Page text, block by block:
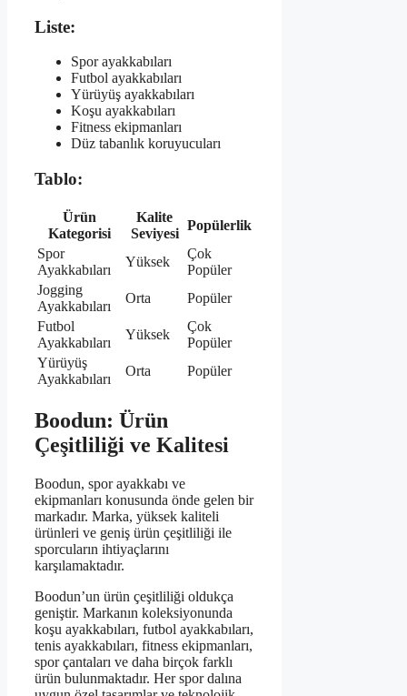
Liste:
Spor ayakkabıları
Futbol ayakkabıları
Yürüyüş ayakkabıları
​​Koşu ayakkabıları
Fitness ekipmanları
Düz tabanlık koruyucuları
Tablo:
Ürün
Kategorisi
Kalite
Seviyesi
Popülerlik
Spor
Ayakkabıları
Yüksek
Çok
Popüler
Jogging
Ayakkabıları
Orta
Popüler
Futbol
Ayakkabıları
Yüksek
Çok
Popüler
Yürüyüş
Ayakkabıları
Orta Popüler
Boodun: Ürün
Çeşitliliği ve Kalitesi
Boodun, spor ayakkabı ve
ekipmanları konusunda önde gelen bir
markadır. Marka, yüksek kaliteli
ürünleri ve geniş ürün çeşitliliği ile
sporcuların ihtiyaçlarını
karşılamaktadır.
Boodun’un ürün çeşitliliği oldukça
geniştir. Markanın koleksiyonunda
koşu ayakkabıları, futbol ayakkabıları,
tenis ayakkabıları, fitness ekipmanları,
spor çantaları ve daha birçok farklı
ürün bulunmaktadır. Her spor dalına